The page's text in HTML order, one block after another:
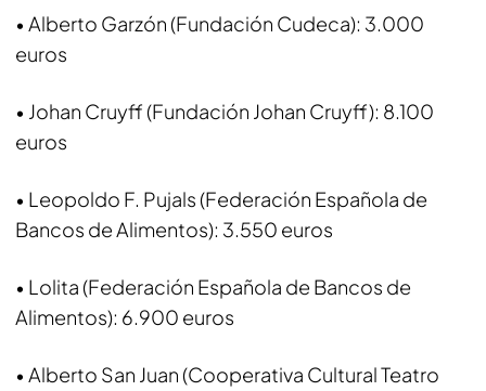
• Alberto Garzón (Fundación Cudeca): 3.000
euros
• Johan Cruyff (Fundación Johan Cruyff): 8.100
euros
• Leopoldo F. Pujals (Federación Española de
Bancos de Alimentos): 3.550 euros
• Lolita (Federación Española de Bancos de
Alimentos): 6.900 euros
• Alberto San Juan (Cooperativa Cultural Teatro